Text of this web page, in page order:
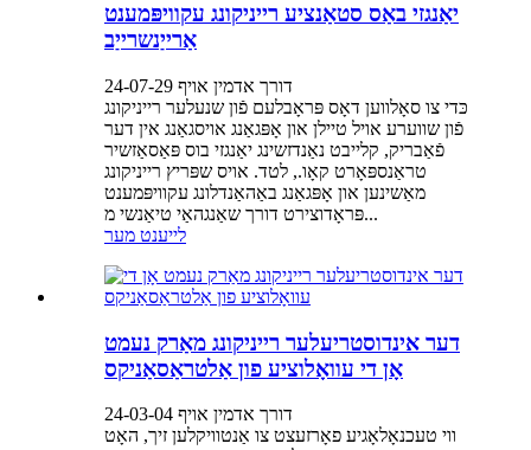
יאַנגזי באַס סטאַנציע רייניקונג עקוויפּמענט
אַרייַנשרייַב
דורך אדמין אויף 24-07-29
כּדי צו סאָלווען דאָס פּראָבלעם פֿון שנעלער רייניקונג
פֿון שווערע אויל טיילן און אָפּגאַנג אויסגאַנג אין דער
פֿאַבריק, קלייבט נאַנדזשינג יאַנגזי בוס פּאַסאַזשיר
טראַנספּאָרט קאָו., לטד. אויס שפּריץ רייניקונג
מאַשינען און אָפּגאַנג באַהאַנדלונג עקוויפּמענט
פּראָדוצירט דורך שאַנגהאַי טיאַנשי מ...
לייענט מער
דער אינדוסטריעלער רייניקונג מאַרק נעמט
אָן די עוואָלוציע פון אַלטראַסאַניקס
דורך אדמין אויף 24-03-04
ווי טעכנאָלאָגיע פאָרזעצט צו אַנטוויקלען זיך, האָט